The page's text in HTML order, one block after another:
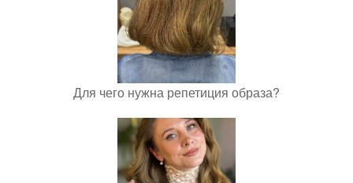
Для чего нужна репетиция образа?